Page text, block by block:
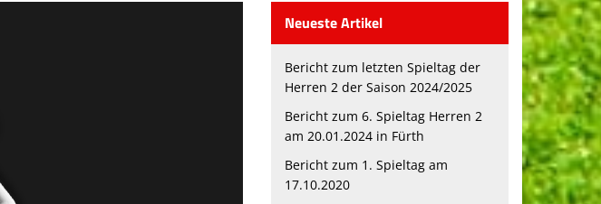
Neueste Artikel
Bericht zum letzten Spieltag der
Herren 2 der Saison 2024/2025
Bericht zum 6. Spieltag Herren 2
am 20.01.2024 in Fürth
Bericht zum 1. Spieltag am
17.10.2020